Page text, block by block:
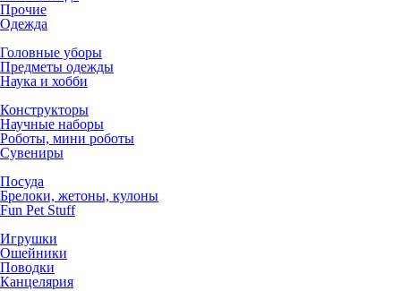
Прочие
Одежда
Головные уборы
Предметы одежды
Наука и хобби
Конструкторы
Научные наборы
Роботы, мини роботы
Сувениры
Посуда
Брелоки, жетоны, кулоны
Fun Pet Stuff
Игрушки
Ошейники
Поводки
Канцелярия